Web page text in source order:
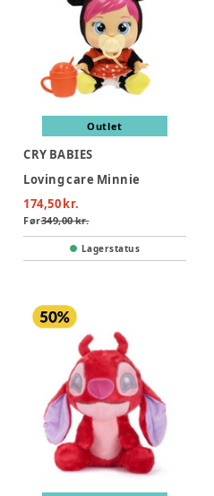
Outlet
CRY BABIES
Loving care Minnie
174,50 kr.
Før349,00 kr.
Lagerstatus